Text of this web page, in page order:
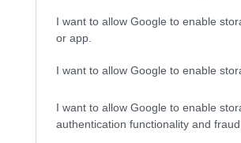
I want to allow Google to enable
or app.
I want to allow Google to enable
I want to allow Google to enable
authentication functionality and
scherer péter
árkosi árpád